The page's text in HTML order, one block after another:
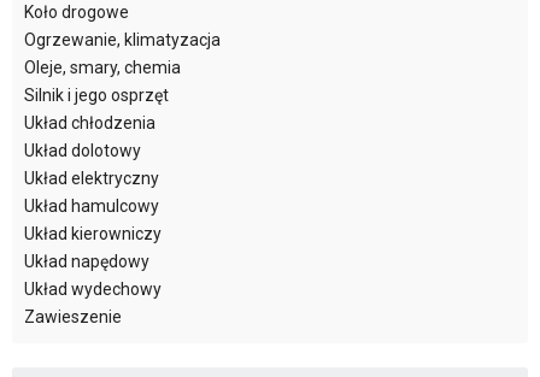
Koło drogowe
Ogrzewanie, klimatyzacja
Oleje, smary, chemia
Silnik i jego osprzęt
Układ chłodzenia
Układ dolotowy
Układ elektryczny
Układ hamulcowy
Układ kierowniczy
Układ napędowy
Układ wydechowy
Zawieszenie